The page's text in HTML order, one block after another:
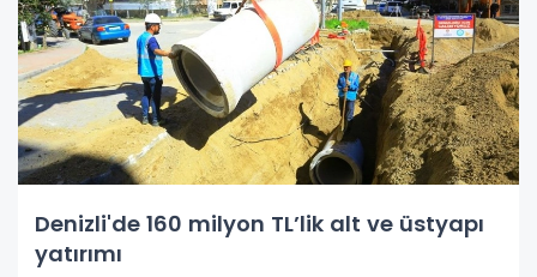
Denizli'de 160 milyon TL’lik alt ve üstyapı
yatırımı